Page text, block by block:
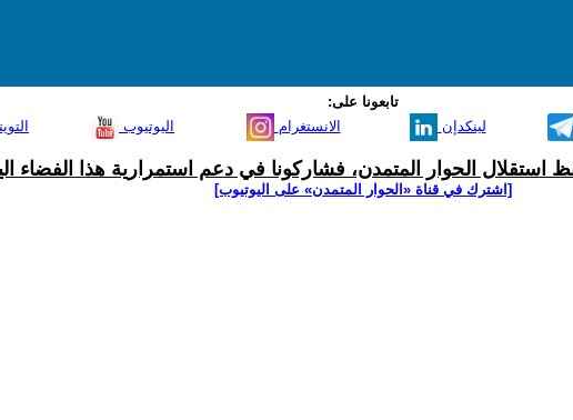
تابعونا على:
اليوتيوب الانستغرام لينكدإن
استقلال الحوار المتمدن، فشاركونا في دعم استمرارية هذا الفضاء
[اشترك في قناة ‫«الحوار المتمدن» على اليوتيوب]